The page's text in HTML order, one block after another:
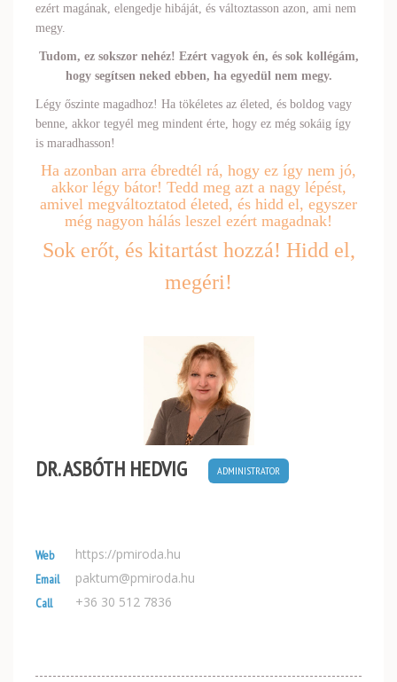
ezért magának, elengedje hibáját, és változtasson azon, ami nem
megy.
Tudom, ez sokszor nehéz! Ezért vagyok én, és sok kollégám,
hogy segítsen neked ebben, ha egyedül nem megy.
Légy őszinte magadhoz! Ha tökéletes az életed, és boldog vagy
benne, akkor tegyél meg mindent érte, hogy ez még sokáig így
is maradhasson!
Ha azonban arra ébredtél rá, hogy ez így nem jó,
akkor légy bátor! Tedd meg azt a nagy lépést,
amivel megváltoztatod életed, és hidd el, egyszer
még nagyon hálás leszel ezért magadnak!
Sok erőt, és kitartást hozzá! Hidd el,
megéri!
DR. ASBÓTH HEDVIG ADMINISTRATOR
Web https://pmiroda.hu
Email paktum@pmiroda.hu
Call +36 30 512 7836